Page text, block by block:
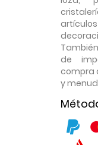
de
compra
y